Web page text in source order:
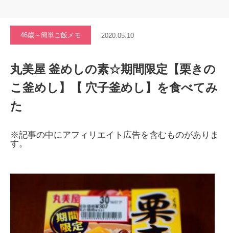
46歳～簡単ご飯メモ 2020.05.10
丸美屋 釜めしの素☆期間限定【栗きの
こ釜めし】【 穴子釜めし】を食べてみ
た
※記事の中にアフィリエイト広告を含むものがありま
す。